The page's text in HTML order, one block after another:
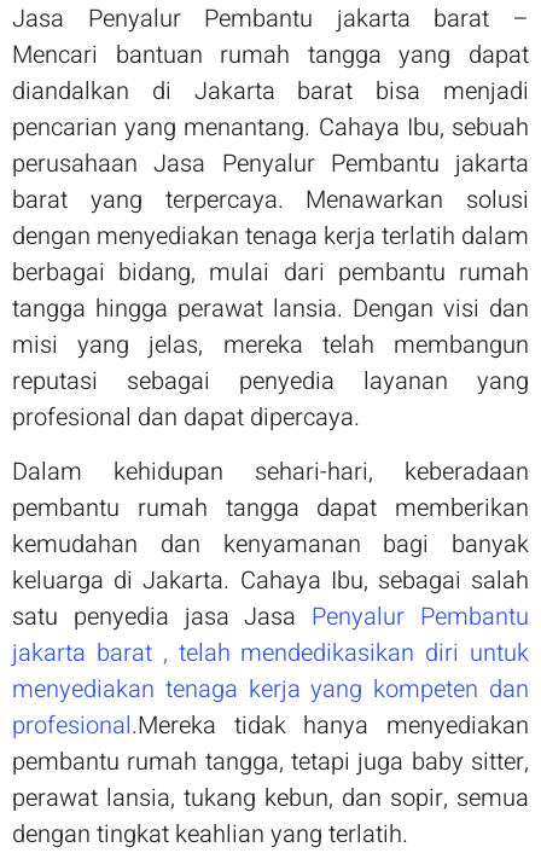
Jasa Penyalur Pembantu jakarta barat –
Mencari bantuan rumah tangga yang dapat
diandalkan di Jakarta barat bisa menjadi
pencarian yang menantang. Cahaya Ibu, sebuah
perusahaan Jasa Penyalur Pembantu jakarta
barat yang terpercaya. Menawarkan solusi
dengan menyediakan tenaga kerja terlatih dalam
berbagai bidang, mulai dari pembantu rumah
tangga hingga perawat lansia. Dengan visi dan
misi yang jelas, mereka telah membangun
reputasi sebagai penyedia layanan yang
profesional dan dapat dipercaya.
Dalam kehidupan sehari-hari, keberadaan
pembantu rumah tangga dapat memberikan
kemudahan dan kenyamanan bagi banyak
keluarga di Jakarta. Cahaya Ibu, sebagai salah
satu penyedia jasa Jasa Penyalur Pembantu
jakarta barat , telah mendedikasikan diri untuk
menyediakan tenaga kerja yang kompeten dan
profesional.Mereka tidak hanya menyediakan
pembantu rumah tangga, tetapi juga baby sitter,
perawat lansia, tukang kebun, dan sopir, semua
dengan tingkat keahlian yang terlatih.